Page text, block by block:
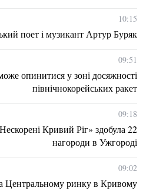
10:15
поет і музикант Артур Буряк
09:51
опинитися у зоні досяжності
північнокорейських ракет
09:18
Кривий Ріг» здобула 22
нагороди в Ужгороді
09:02
Центральному ринку в Кривому